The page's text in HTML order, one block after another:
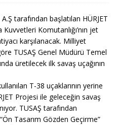
tarafından başlatılan HÜRJET
Komutanlığı’nın jet
karşılanacak. Milliyet
TUSAŞ Genel Müdürü Temel
üretilecek ilk savaş uçağının
T-38 uçaklarının yerine
Projesi ile geleceğin savaş
TUSAŞ tarafından
Tasarım Gözden Geçirme”